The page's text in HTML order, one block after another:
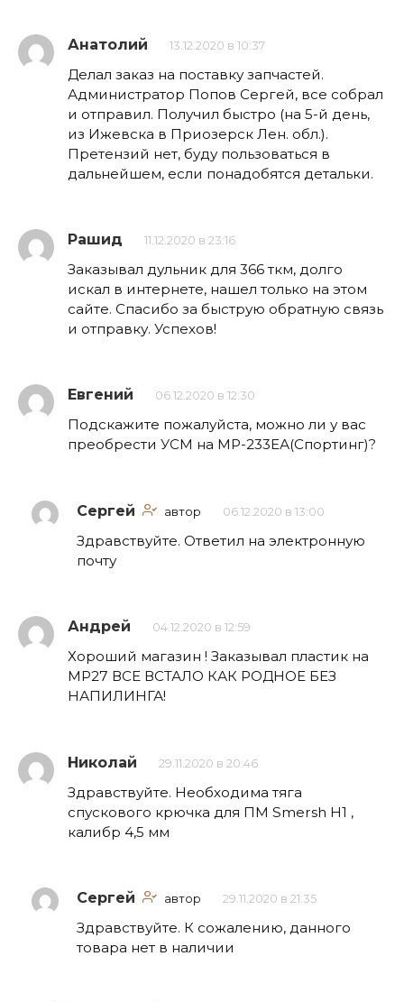
Анатолий 13.12.2020 в 10:37
Делал заказ на поставку запчастей.
Администратор Попов Сергей, все собрал
и отправил. Получил быстро (на 5-й день,
из Ижевска в Приозерск Лен. обл.).
Претензий нет, буду пользоваться в
дальнейшем, если понадобятся детальки.
Рашид 11.12.2020 в 23:16
Заказывал дульник для 366 ткм, долго
искал в интернете, нашел только на этом
сайте. Спасибо за быструю обратную связь
и отправку. Успехов!
Евгений 06.12.2020 в 12:30
Подскажите пожалуйста, можно ли у вас
преобрести УСМ на МР-233ЕА(Спортинг)?
Сергей автор 06.12.2020 в 13:00
Здравствуйте. Ответил на электронную
почту
Андрей 04.12.2020 в 12:59
Хороший магазин ! Заказывал пластик на
МР27 ВСЕ ВСТАЛО КАК РОДНОЕ БЕЗ
НАПИЛИНГА!
Николай 29.11.2020 в 20:46
Здравствуйте. Необходима тяга
спускового крючка для ПМ Smersh H1 ,
калибр 4,5 мм
Сергей автор 29.11.2020 в 21:35
Здравствуйте. К сожалению, данного
товара нет в наличии